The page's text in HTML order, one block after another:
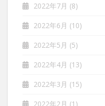
2022年7月 (8)
2022年6月 (10)
2022年5月 (5)
2022年4月 (13)
2022年3月 (15)
2022年2月 (1)